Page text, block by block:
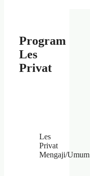
Program
Les
Privat
Les
Privat
Mengaji/Umum